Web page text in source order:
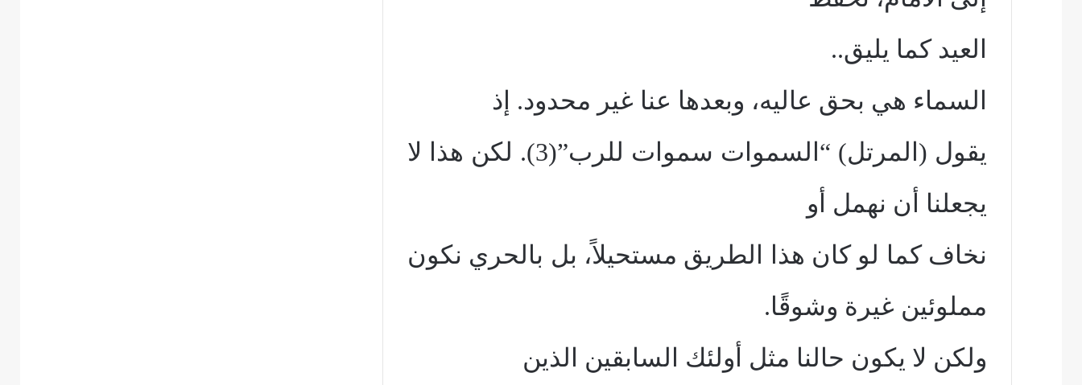
العيد كما يليق..
السماء هي بحق عاليه، وبعدها عنا غير محدود. إذ
يقول (المرتل) “السموات سموات للرب”(3). لكن هذا لا
يجعلنا أن نهمل أو
نخاف كما لو كان هذا الطريق مستحيلاً، بل بالحري نكون
مملوئين غيرة وشوقًا.
ولكن لا يكون حالنا مثل أولئك السابقين الذين